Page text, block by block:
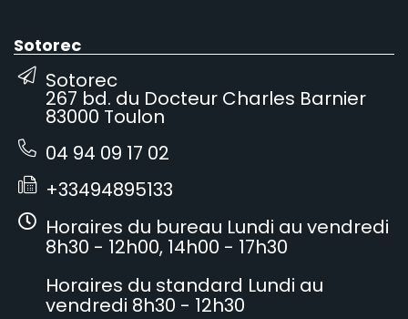
Sotorec
Sotorec
267 bd. du Docteur Charles Barnier
83000 Toulon
04 94 09 17 02
+33494895133
Horaires du bureau Lundi au vendredi
8h30 - 12h00, 14h00 - 17h30
Horaires du standard Lundi au
vendredi 8h30 - 12h30